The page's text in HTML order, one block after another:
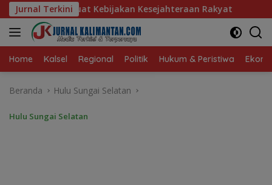
Langsung
ke
konten
Jurnal Terkini
Kesejahteraan Rakyat Baru 10 Persen, Aktivasi
Home Kalsel Regional Politik Hukum & Peristiwa
Beranda Hulu Sungai Selatan
Hulu Sungai Selatan